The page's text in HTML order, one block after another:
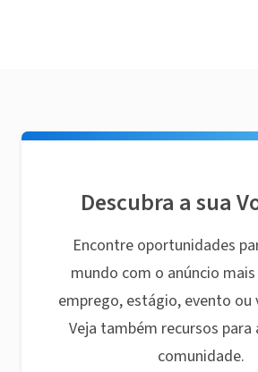
Descubra a sua
Encontre oportunidades
mundo com o anúncio
emprego, estágio, evento ou
Veja também recursos para
comunidade.